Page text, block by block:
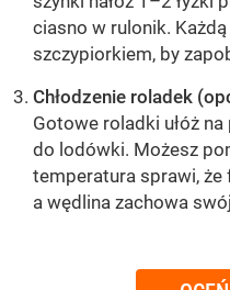
ciasno w rulonik.
szczypiorkiem, by
Chłodzenie roladek
Gotowe roladki ułóż
do lodówki. Możesz
temperatura sprawi, że
a wędlina zachowa